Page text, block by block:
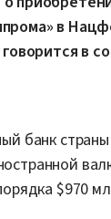
в
говорится в
банк
$970